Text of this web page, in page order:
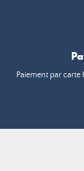
Paiement par